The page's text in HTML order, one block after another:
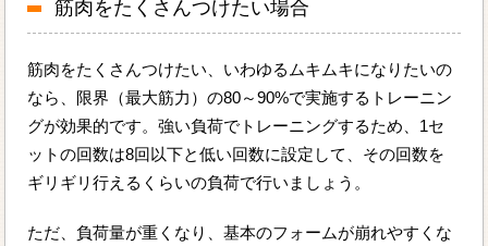
筋肉をたくさんつけたい場合
筋肉をたくさんつけたい、いわゆるムキムキになりたいの
なら、限界（最大筋力）の80～90%で実施するトレーニン
グが効果的です。強い負荷でトレーニングするため、1セ
ットの回数は8回以下と低い回数に設定して、その回数を
ギリギリ行えるくらいの負荷で行いましょう。
ただ、負荷量が重くなり、基本のフォームが崩れやすくな